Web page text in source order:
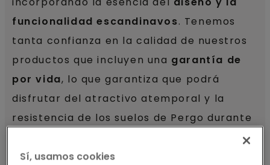
funcionalidad escandinavos. Tenemos
tanta confianza en la calidad de nuestros
productos que incluyen una garantía de
por vida, lo que garantiza que podrá
disfrutar del atractivo atemporal y la
resistencia de los suelos de Pergo durante
Sí, usamos cookies